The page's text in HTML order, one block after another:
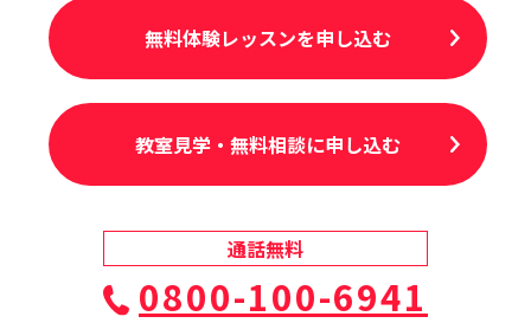
無料体験レッスンを申し込む
教室見学・無料相談に申し込む
通話無料
0800-100-6941